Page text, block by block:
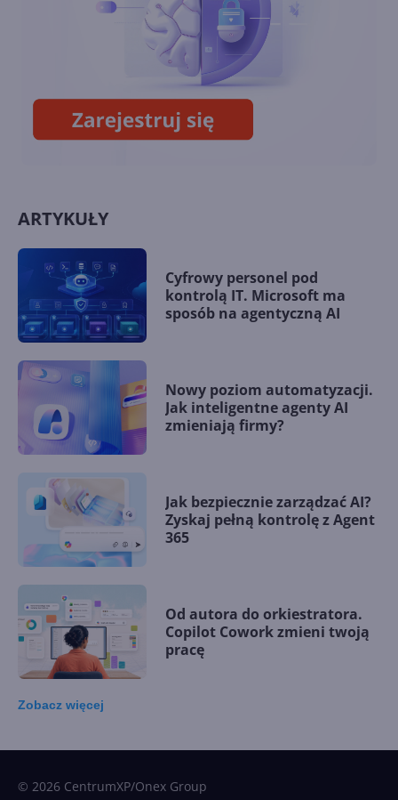
Zapraszamy na darmowe
warsztaty: Jak zadbać o
bezpieczeństwo informacji w
Microsoft 365 i Copilot
ARTYKUŁY
Cyfrowy personel pod
kontrolą IT. Microsoft ma
sposób na agentyczną AI
Nowy poziom automatyzacji.
Jak inteligentne agenty AI
zmieniają firmy?
Jak bezpiecznie zarządzać AI?
Zyskaj pełną kontrolę z Agent
365
Od autora do orkiestratora.
Copilot Cowork zmieni twoją
pracę
Zobacz więcej
© 2026 CentrumXP/Onex Group